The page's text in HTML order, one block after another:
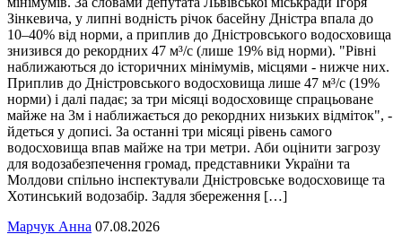
Зінкевича, у липні водність річок басейну Дністра впала до
10–40% від норми, а приплив до Дністровського водосховища
знизився до рекордних 47 м³/с (лише 19% від норми). "Рівні
наближаються до історичних мінімумів, місцями - нижче них.
Приплив до Дністровського водосховища лише 47 м³/с (19%
норми) і далі падає; за три місяці водосховище спрацьоване
майже на 3м і наближається до рекордних низьких відміток", -
йдеться у дописі. За останні три місяці рівень самого
водосховища впав майже на три метри. Аби оцінити загрозу
для водозабезпечення громад, представники України та
Молдови спільно інспектували Дністровське водосховище та
Хотинський водозабір. Задля збереження […]
Марчук Анна 07.08.2026